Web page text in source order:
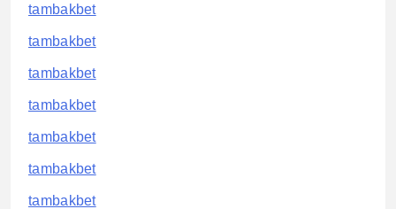
tambakbet
tambakbet
tambakbet
tambakbet
tambakbet
tambakbet
tambakbet